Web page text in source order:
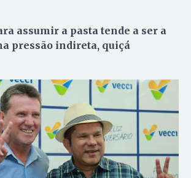
assumir a pasta tende a ser a
pressão indireta, quiçá